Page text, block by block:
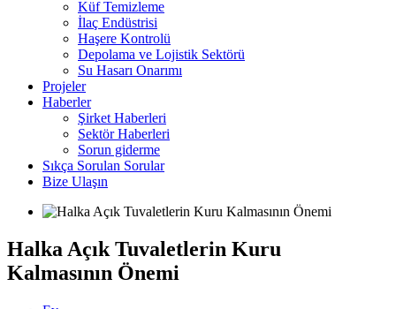
Küf Temizleme
İlaç Endüstrisi
Haşere Kontrolü
Depolama ve Lojistik Sektörü
Su Hasarı Onarımı
Projeler
Haberler
Şirket Haberleri
Sektör Haberleri
Sorun giderme
Sıkça Sorulan Sorular
Bize Ulaşın
Halka Açık Tuvaletlerin Kuru
Kalmasının Önemi